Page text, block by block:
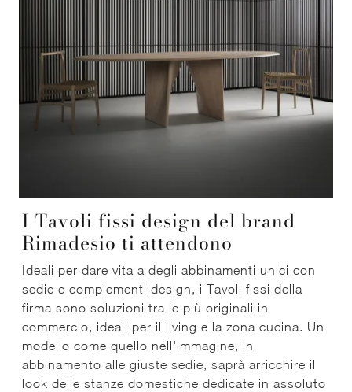
I Tavoli fissi design del brand
Rimadesio ti attendono
Ideali per dare vita a degli abbinamenti unici con
sedie e complementi design, i Tavoli fissi della
firma sono soluzioni tra le più originali in
commercio, ideali per il living e la zona cucina. Un
modello come quello nell'immagine, in
abbinamento alle giuste sedie, saprà arricchire il
look delle stanze domestiche dedicate in assoluto